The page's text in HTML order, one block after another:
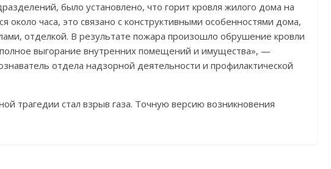
было установлено, что горит кровля жилого дома на
около часа, это связано с конструктивными особенностями дома,
отделкой. В результате пожара произошло обрушение кровли
выгорание внутренних помещений и имущества», —
отдела надзорной деятельности и профилактической
трагедии стал взрыв газа. Точную версию возникновения